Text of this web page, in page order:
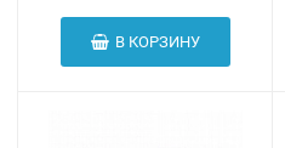
В КОРЗИНУ